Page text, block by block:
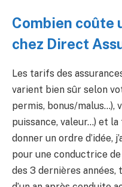
Combien coûte
chez Direct
Les tarifs des
varient bien sûr selon
permis, bonus/malus…),
puissance, valeur…) et
donner un ordre d’idée,
pour une conductrice
des 3 dernières